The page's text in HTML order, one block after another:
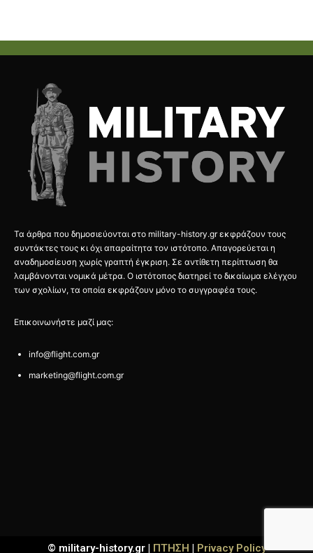
Τα άρθρα που δημοσιεύονται στο military-history.gr εκφράζουν τους
συντάκτες τους κι όχι απαραίτητα τον ιστότοπο. Απαγορεύεται η
αναδημοσίευση χωρίς γραπτή έγκριση. Σε αντίθετη περίπτωση θα
λαμβάνονται νομικά μέτρα. Ο ιστότοπος διατηρεί το δικαίωμα ελέγχου
των σχολίων, τα οποία εκφράζουν μόνο το συγγραφέα τους.
Επικοινωνήστε μαζί μας:
info@flight.com.gr
marketing@flight.com.gr
© military-history.gr | ΠΤΗΣΗ | Privacy Policy